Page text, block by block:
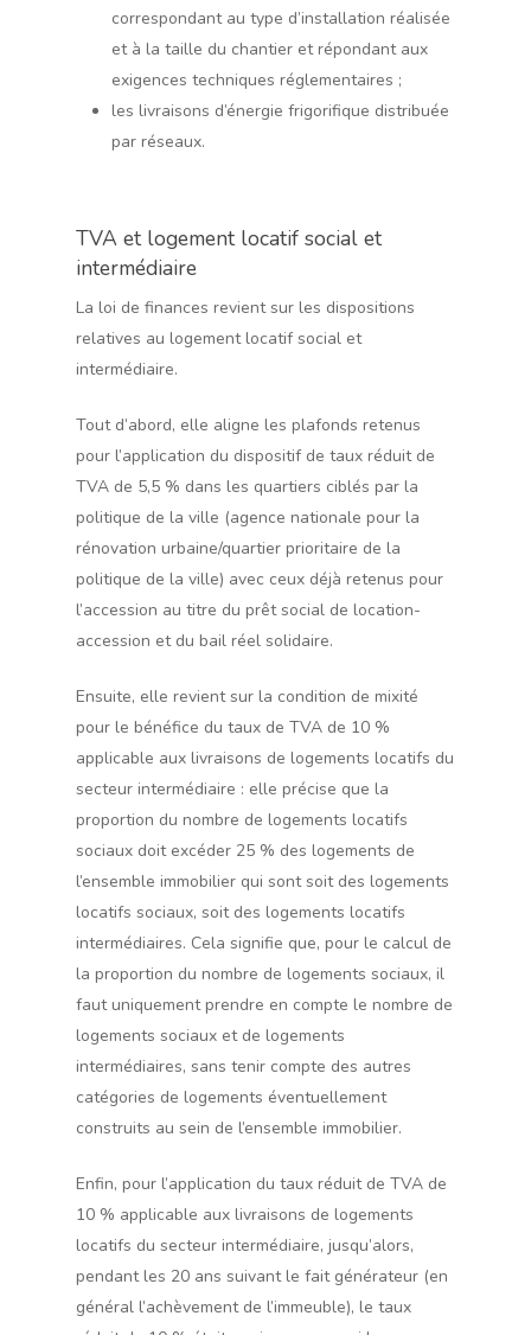
correspondant au type d’installation réalisée
et à la taille du chantier et répondant aux
exigences techniques réglementaires ;
les livraisons d’énergie frigorifique distribuée
par réseaux.
TVA et logement locatif social et
intermédiaire
La loi de finances revient sur les dispositions
relatives au logement locatif social et
intermédiaire.
Tout d’abord, elle aligne les plafonds retenus
pour l’application du dispositif de taux réduit de
TVA de 5,5 % dans les quartiers ciblés par la
politique de la ville (agence nationale pour la
rénovation urbaine/quartier prioritaire de la
politique de la ville) avec ceux déjà retenus pour
l’accession au titre du prêt social de location-
accession et du bail réel solidaire.
Ensuite, elle revient sur la condition de mixité
pour le bénéfice du taux de TVA de 10 %
applicable aux livraisons de logements locatifs du
secteur intermédiaire : elle précise que la
proportion du nombre de logements locatifs
sociaux doit excéder 25 % des logements de
l’ensemble immobilier qui sont soit des logements
locatifs sociaux, soit des logements locatifs
intermédiaires. Cela signifie que, pour le calcul de
la proportion du nombre de logements sociaux, il
faut uniquement prendre en compte le nombre de
logements sociaux et de logements
intermédiaires, sans tenir compte des autres
catégories de logements éventuellement
construits au sein de l’ensemble immobilier.
Enfin, pour l’application du taux réduit de TVA de
10 % applicable aux livraisons de logements
locatifs du secteur intermédiaire, jusqu’alors,
pendant les 20 ans suivant le fait générateur (en
général l’achèvement de l’immeuble), le taux